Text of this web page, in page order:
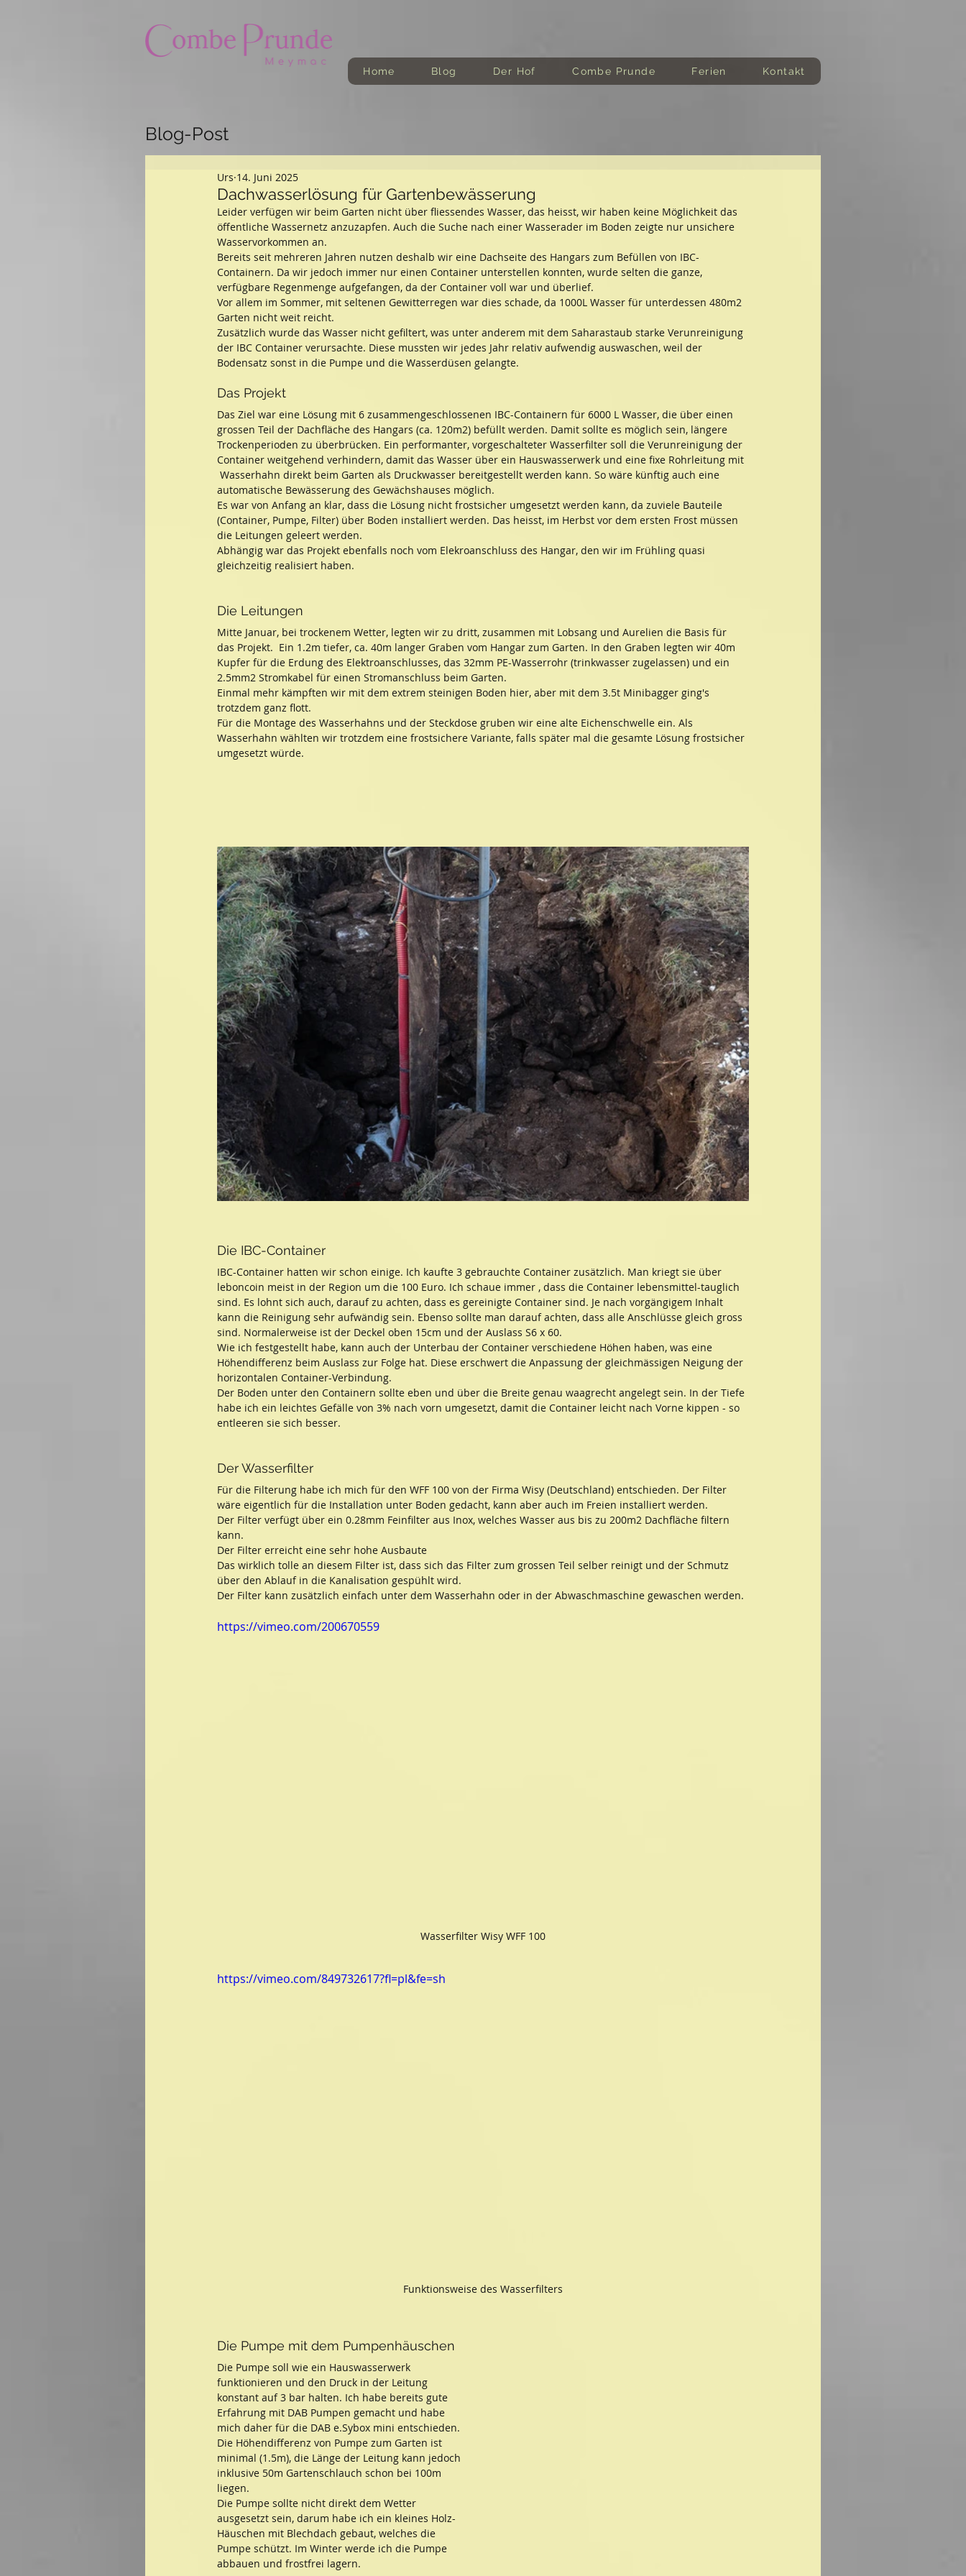
Home Blog Der Hof Combe Prunde Ferien Kontakt
Blog-Post
Dachwasserlösung für Gartenbewässerung
Urs 14. Juni 2025
Leider verfügen wir beim Garten nicht über fliessendes Wasser, das heisst, wir haben keine Möglichkeit das
öffentliche Wassernetz anzuzapfen. Auch die Suche nach einer Wasserader im Boden zeigte nur unsichere
Wasservorkommen an.
Bereits seit mehreren Jahren nutzen deshalb wir eine Dachseite des Hangars zum Befüllen von IBC-
Containern. Da wir jedoch immer nur einen Container unterstellen konnten, wurde selten die ganze,
verfügbare Regenmenge aufgefangen, da der Container voll war und überlief.
Vor allem im Sommer, mit seltenen Gewitterregen war dies schade, da 1000L Wasser für unterdessen 480m2
Garten nicht weit reicht.
Zusätzlich wurde das Wasser nicht gefiltert, was unter anderem mit dem Saharastaub starke Verunreinigung
der IBC Container verursachte. Diese mussten wir jedes Jahr relativ aufwendig auswaschen, weil der
Bodensatz sonst in die Pumpe und die Wasserdüsen gelangte.
Das Projekt
Das Ziel war eine Lösung mit 6 zusammengeschlossenen IBC-Containern für 6000 L Wasser, die über einen
grossen Teil der Dachfläche des Hangars (ca. 120m2) befüllt werden. Damit sollte es möglich sein, längere
Trockenperioden zu überbrücken. Ein performanter, vorgeschalteter Wasserfilter soll die Verunreinigung der
Container weitgehend verhindern, damit das Wasser über ein Hauswasserwerk und eine fixe Rohrleitung mit
Wasserhahn direkt beim Garten als Druckwasser bereitgestellt werden kann. So wäre künftig auch eine
automatische Bewässerung des Gewächshauses möglich.
Es war von Anfang an klar, dass die Lösung nicht frostsicher umgesetzt werden kann, da zuviele Bauteile
(Container, Pumpe, Filter) über Boden installiert werden. Das heisst, im Herbst vor dem ersten Frost müssen
die Leitungen geleert werden.
Abhängig war das Projekt ebenfalls noch vom Elekroanschluss des Hangar, den wir im Frühling quasi
gleichzeitig realisiert haben.
Die Leitungen
Mitte Januar, bei trockenem Wetter, legten wir zu dritt, zusammen mit Lobsang und Aurelien die Basis für
das Projekt.  Ein 1.2m tiefer, ca. 40m langer Graben vom Hangar zum Garten. In den Graben legten wir 40m
Kupfer für die Erdung des Elektroanschlusses, das 32mm PE-Wasserrohr (trinkwasser zugelassen) und ein
2.5mm2 Stromkabel für einen Stromanschluss beim Garten.
Einmal mehr kämpften wir mit dem extrem steinigen Boden hier, aber mit dem 3.5t Minibagger ging's
trotzdem ganz flott.
Für die Montage des Wasserhahns und der Steckdose gruben wir eine alte Eichenschwelle ein. Als
Wasserhahn wählten wir trotzdem eine frostsichere Variante, falls später mal die gesamte Lösung frostsicher
umgesetzt würde.
Die IBC-Container
IBC-Container hatten wir schon einige. Ich kaufte 3 gebrauchte Container zusätzlich. Man kriegt sie über
leboncoin meist in der Region um die 100 Euro. Ich schaue immer , dass die Container lebensmittel-tauglich
sind. Es lohnt sich auch, darauf zu achten, dass es gereinigte Container sind. Je nach vorgängigem Inhalt
kann die Reinigung sehr aufwändig sein. Ebenso sollte man darauf achten, dass alle Anschlüsse gleich gross
sind. Normalerweise ist der Deckel oben 15cm und der Auslass S6 x 60.
Wie ich festgestellt habe, kann auch der Unterbau der Container verschiedene Höhen haben, was eine
Höhendifferenz beim Auslass zur Folge hat. Diese erschwert die Anpassung der gleichmässigen Neigung der
horizontalen Container-Verbindung.
Der Boden unter den Containern sollte eben und über die Breite genau waagrecht angelegt sein. In der Tiefe
habe ich ein leichtes Gefälle von 3% nach vorn umgesetzt, damit die Container leicht nach Vorne kippen - so
entleeren sie sich besser.
Der Wasserfilter
Für die Filterung habe ich mich für den WFF 100 von der Firma Wisy (Deutschland) entschieden. Der Filter
wäre eigentlich für die Installation unter Boden gedacht, kann aber auch im Freien installiert werden.
Der Filter verfügt über ein 0.28mm Feinfilter aus Inox, welches Wasser aus bis zu 200m2 Dachfläche filtern
kann.
Der Filter erreicht eine sehr hohe Ausbaute
Das wirklich tolle an diesem Filter ist, dass sich das Filter zum grossen Teil selber reinigt und der Schmutz
über den Ablauf in die Kanalisation gespühlt wird.
Der Filter kann zusätzlich einfach unter dem Wasserhahn oder in der Abwaschmaschine gewaschen werden.
https://vimeo.com/200670559
Wasserfilter Wisy WFF 100
https://vimeo.com/849732617?fl=pl&fe=sh
Funktionsweise des Wasserfilters
Die Pumpe mit dem Pumpenhäuschen
Die Pumpe soll wie ein Hauswasserwerk
funktionieren und den Druck in der Leitung
konstant auf 3 bar halten. Ich habe bereits gute
Erfahrung mit DAB Pumpen gemacht und habe
mich daher für die DAB e.Sybox mini entschieden.
Die Höhendifferenz von Pumpe zum Garten ist
minimal (1.5m), die Länge der Leitung kann jedoch
inklusive 50m Gartenschlauch schon bei 100m
liegen.
Die Pumpe sollte nicht direkt dem Wetter
ausgesetzt sein, darum habe ich ein kleines Holz-
Häuschen mit Blechdach gebaut, welches die
Pumpe schützt. Im Winter werde ich die Pumpe
abbauen und frostfrei lagern.